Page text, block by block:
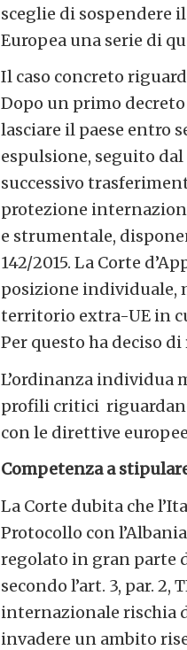
sceglie di sospendere
Europea una serie di
Il caso concreto
Dopo un primo
lasciare il paese entro
espulsione, seguito
successivo
protezione
e strumentale,
142/2015. La Corte
posizione individuale,
territorio extra-UE in
Per questo ha deciso
L’ordinanza
profili critici
con le direttive
Competenza a
La Corte dubita che
Protocollo con
regolato in gran parte
secondo l’art. 3, par. 2,
internazionale rischia
invadere un ambito